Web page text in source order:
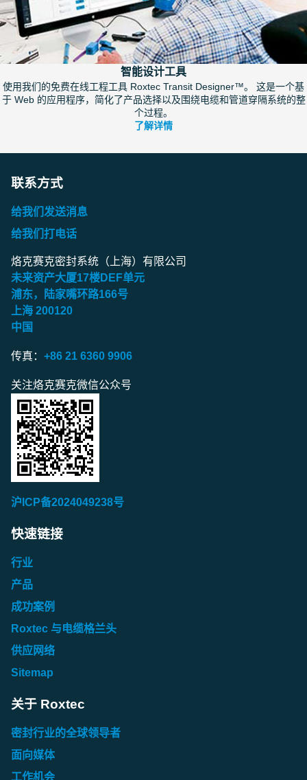
智能设计工具
使用我们的免费在线工程工具 Roxtec Transit Designer™。 这是一个基
于 Web 的应用程序，简化了产品选择以及围绕电缆和管道穿隔系统的整
个过程。
了解详情
联系方式
给我们发送消息
给我们打电话
烙克赛克密封系统（上海）有限公司
未来资产大厦17楼DEF单元
浦东，陆家嘴环路166号
上海 200120
中国
传真： +86 21 6360 9906
关注烙克赛克微信公众号
沪ICP备2024049238号
快速链接
行业
产品
成功案例
Roxtec 与电缆格兰头
供应网络
Sitemap
关于 Roxtec
密封行业的全球领导者
面向媒体
工作机会